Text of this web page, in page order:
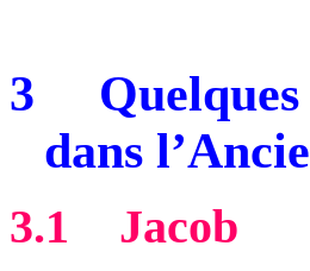
3
dans
3.1 Jacob